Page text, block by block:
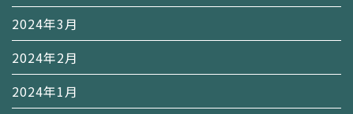
2024年3月
2024年2月
2024年1月